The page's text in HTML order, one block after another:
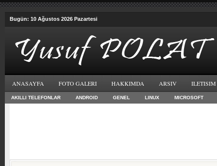
Bugün: 10 Ağustos 2026 Pazartesi
ANASAYFA FOTO GALERI HAKKIMDA ARSIV ILETISIM
AKILLI TELEFONLAR ANDROID GENEL LINUX MICROSOFT